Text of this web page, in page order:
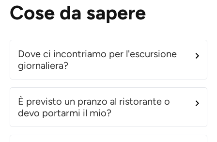
Cose da sapere
Dove ci incontriamo per l'escursione
giornaliera?
È previsto un pranzo al ristorante o
devo portarmi il mio?